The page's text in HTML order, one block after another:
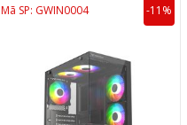
Mã SP: GWIN0004 -11%